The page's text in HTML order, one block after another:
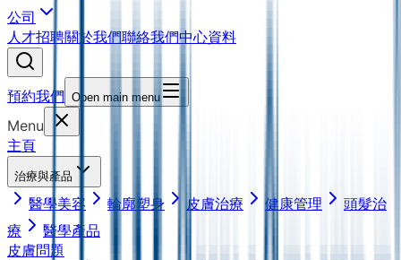
公司
人才招聘關於我們聯絡我們中心資料
預約我們 Open main menu
Menu
主頁
治療與產品
醫學美容 輪廓塑身 皮膚治療 健康管理
頭髮治
療
醫學產品
皮膚問題